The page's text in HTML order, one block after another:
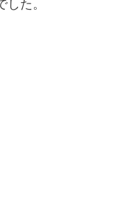
た。